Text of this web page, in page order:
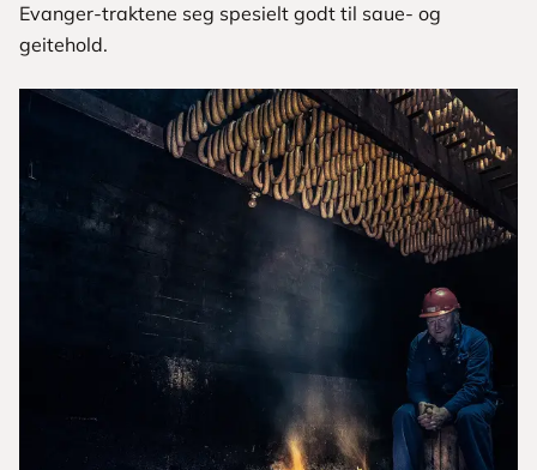
Evanger-traktene seg spesielt godt til saue- og
geitehold.